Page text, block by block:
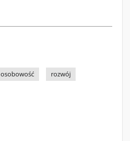
osobowość
rozwój